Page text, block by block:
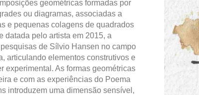
geométricas formadas por
ou diagramas, associadas a
e pequenas colagens de quadrados
datada pelo artista em 2015, a
de Sílvio Hansen no campo
articulando elementos construtivos e
experimental. As formas geométricas
e com as experiências do Poema
introduzem uma dimensão sensível,